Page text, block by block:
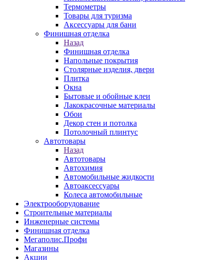
Термометры
Товары для туризма
Аксессуары для бани
Финишная отделка
Назад
Финишная отделка
Напольные покрытия
Столярные изделия, двери
Плитка
Окна
Бытовые и обойные клеи
Лакокрасочные материалы
Обои
Декор стен и потолка
Потолочный плинтус
Автотовары
Назад
Автотовары
Автохимия
Автомобильные жидкости
Автоаксессуары
Колеса автомобильные
Электрооборудование
Строительные материалы
Инженерные системы
Финишная отделка
Мегаполис.Профи
Магазины
Акции